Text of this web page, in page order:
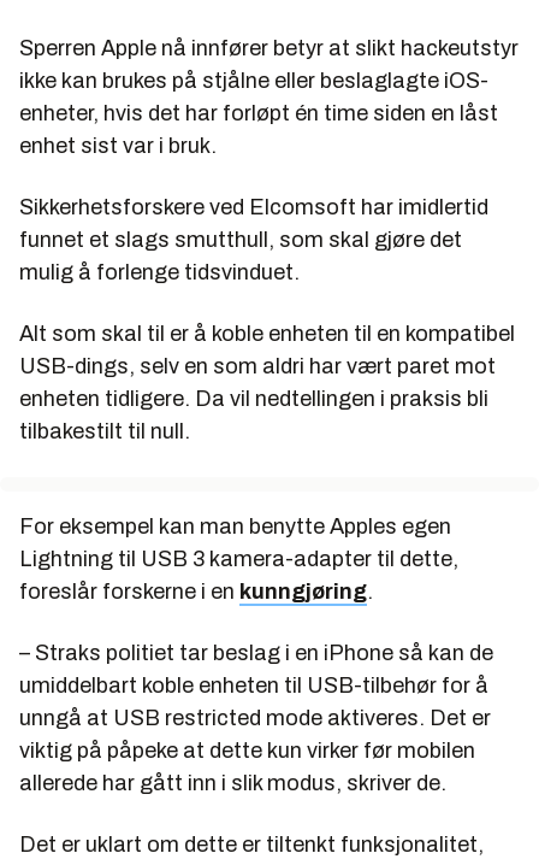
Sperren Apple nå innfører betyr at slikt hackeutstyr
ikke kan brukes på stjålne eller beslaglagte iOS-
enheter, hvis det har forløpt én time siden en låst
enhet sist var i bruk.
Sikkerhetsforskere ved Elcomsoft har imidlertid
funnet et slags smutthull, som skal gjøre det
mulig å forlenge tidsvinduet.
Alt som skal til er å koble enheten til en kompatibel
USB-dings, selv en som aldri har vært paret mot
enheten tidligere. Da vil nedtellingen i praksis bli
tilbakestilt til null.
For eksempel kan man benytte Apples egen
Lightning til USB 3 kamera-adapter til dette,
foreslår forskerne i en kunngjøring.
– Straks politiet tar beslag i en iPhone så kan de
umiddelbart koble enheten til USB-tilbehør for å
unngå at USB restricted mode aktiveres. Det er
viktig på påpeke at dette kun virker før mobilen
allerede har gått inn i slik modus, skriver de.
Det er uklart om dette er tiltenkt funksjonalitet,